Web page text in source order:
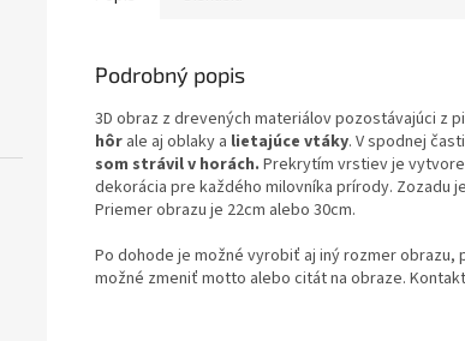
Podrobný popis
3D obraz z drevených materiálov pozostávajúci z
hôr ale aj oblaky a lietajúce vtáky. V spodnej
som strávil v horách. Prekrytím vrstiev je
dekorácia pre každého milovníka prírody. Zozadu
Priemer obrazu je 22cm alebo 30cm.
Po dohode je možné vyrobiť aj iný rozmer
možné zmeniť motto alebo citát na obraze.